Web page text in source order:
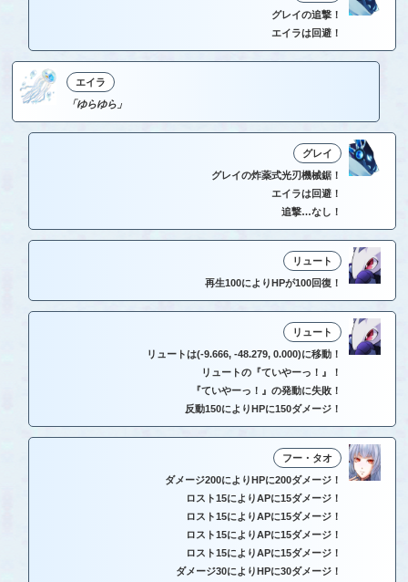
グレイの追撃！
エイラは回避！
エイラ
「ゆらゆら」
グレイ
グレイの炸薬式光刃機械鋸！
エイラは回避！
追撃…なし！
リュート
再生100によりHPが100回復！
リュート
リュートは(-9.666, -48.279, 0.000)に移動！
リュートの『ていやーっ！』！
『ていやーっ！』の発動に失敗！
反動150によりHPに150ダメージ！
フー・タオ
ダメージ200によりHPに200ダメージ！
ロスト15によりAPに15ダメージ！
ロスト15によりAPに15ダメージ！
ロスト15によりAPに15ダメージ！
ロスト15によりAPに15ダメージ！
ダメージ30によりHPに30ダメージ！